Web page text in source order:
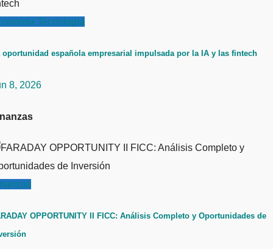
Tecnología
oportunidad española empresarial impulsada por la IA y las fintech
8, 2026
OPPORTUNITY II FICC: Análisis Completo y Oportunidades de